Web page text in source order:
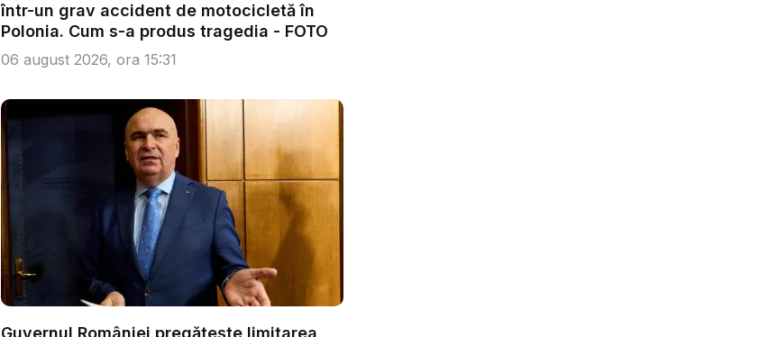
într-un grav accident de motocicletă în
Polonia. Cum s-a produs tragedia - FOTO
06 august 2026, ora 15:31
Guvernul României pregătește limitarea